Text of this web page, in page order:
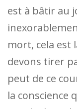
est à bâtir au
mort, cela est
devons tirer
peut de ce
la conscience